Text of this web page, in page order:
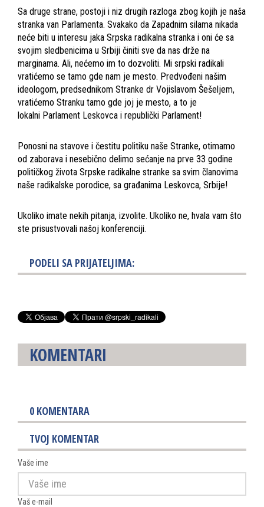
Sa druge strane, postoji i niz drugih razloga zbog kojih je naša
stranka van Parlamenta. Svakako da Zapadnim silama nikada
neće biti u interesu jaka Srpska radikalna stranka i oni će sa
svojim sledbenicima u Srbiji činiti sve da nas drže na
marginama. Ali, nećemo im to dozvoliti. Mi srpski radikali
vratićemo se tamo gde nam je mesto. Predvođeni našim
ideologom, predsednikom Stranke dr Vojislavom Šešeljem,
vratićemo Stranku tamo gde joj je mesto, a to je
lokalni Parlament Leskovca i republički Parlament!
Ponosni na stavove i čestitu politiku naše Stranke, otimamo
od zaborava i nesebično delimo sećanje na prve 33 godine
političkog života Srpske radikalne stranke sa svim članovima
naše radikalske porodice, sa građanima Leskovca, Srbije!
Ukoliko imate nekih pitanja, izvolite. Ukoliko ne, hvala vam što
ste prisustvovali našoj konferenciji.
PODELI SA PRIJATELJIMA:
KOMENTARI
0 KOMENTARA
TVOJ KOMENTAR
Vaše ime
Vaš e-mail